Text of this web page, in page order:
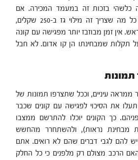
כלשהי בזכות זה במעמד המכירה. אם
המזגן ברכב מקולקל אבל כל מה שצריך זה מילוי גז ב-250 שקלים,
אין זמן מבוזבז יותר מפגישה עם קונה
תקלות שמבחינתו הן קו אדום. לא חבל
ממראה עיניים, וככל שתצרפו תמונות של
את הסיכוי לפגישה עם קונים שכבר
כך הקונים יוכלו להתרשם ממצבו
מבחינת נראות), ולהשתחרר מהחשש
להם לגבי דברים שהם לא רואים. אתם
הרכב מצולם רק מלפנים כי כל החלק